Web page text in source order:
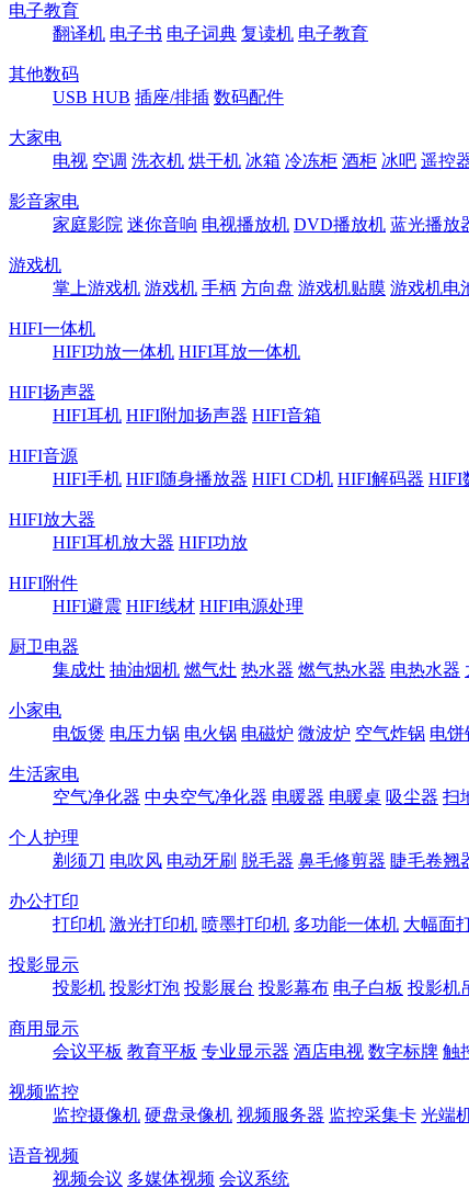
电子教育
翻译机 电子书 电子词典 复读机 电子教育
其他数码
USB HUB 插座/排插 数码配件
大家电
电视 空调 洗衣机 烘干机 冰箱 冷冻柜 酒柜 冰吧 遥控
影音家电
家庭影院 迷你音响 电视播放机 DVD播放机 蓝光播放
游戏机
掌上游戏机 游戏机 手柄 方向盘 游戏机贴膜 游戏机电
HIFI一体机
HIFI功放一体机 HIFI耳放一体机
HIFI扬声器
HIFI耳机 HIFI附加扬声器 HIFI音箱
HIFI音源
HIFI手机 HIFI随身播放器 HIFI CD机 HIFI解码器 HIFI
HIFI放大器
HIFI耳机放大器 HIFI功放
HIFI附件
HIFI避震 HIFI线材 HIFI电源处理
厨卫电器
集成灶 抽油烟机 燃气灶 热水器 燃气热水器 电热水器
小家电
电饭煲 电压力锅 电火锅 电磁炉 微波炉 空气炸锅 电饼
生活家电
空气净化器 中央空气净化器 电暖器 电暖桌 吸尘器 扫
个人护理
剃须刀 电吹风 电动牙刷 脱毛器 鼻毛修剪器 睫毛卷翘
办公打印
打印机 激光打印机 喷墨打印机 多功能一体机 大幅面
投影显示
投影机 投影灯泡 投影展台 投影幕布 电子白板 投影机
商用显示
会议平板 教育平板 专业显示器 酒店电视 数字标牌 触
视频监控
监控摄像机 硬盘录像机 视频服务器 监控采集卡 光端
语音视频
视频会议 多媒体视频 会议系统